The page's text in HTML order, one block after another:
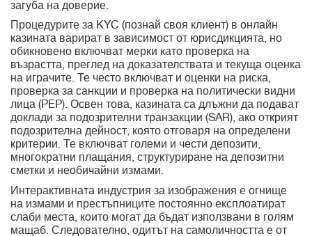
загуба на доверие.
Процедурите за KYC (познай своя клиент) в онлайн
казината варират в зависимост от юрисдикцията, но
обикновено включват мерки като проверка на
възрастта, преглед на доказателствата и текуща оценка
на играчите. Те често включват и оценки на риска,
проверка за санкции и проверка на политически видни
лица (PEP). Освен това, казината са длъжни да подават
доклади за подозрителни транзакции (SAR), ако открият
подозрителна дейност, която отговаря на определени
критерии. Те включват големи и чести депозити,
многократни плащания, структуриране на депозитни
сметки и необичайни измами.
Интерактивната индустрия за изображения е огнище
на измами и престъпниците постоянно експлоатират
слаби места, които могат да бъдат използвани в голям
мащаб. Следователно, одитът на самоличността е от